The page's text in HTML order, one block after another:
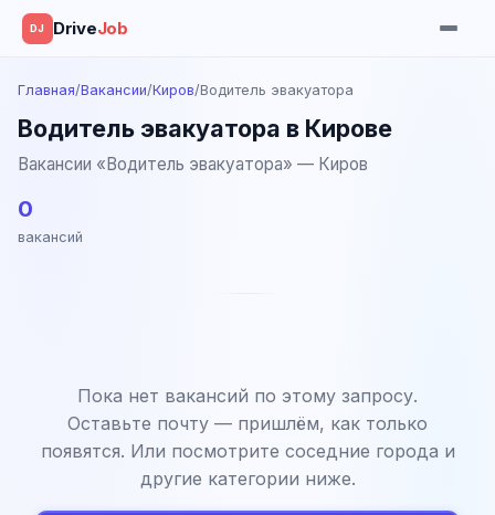
DJ DriveJob
Главная/Вакансии/Киров/Водитель эвакуатора
Водитель эвакуатора в Кирове
Вакансии «Водитель эвакуатора» — Киров
0
вакансий
Пока нет вакансий по этому запросу.
Оставьте почту — пришлём, как только
появятся. Или посмотрите соседние города и
другие категории ниже.